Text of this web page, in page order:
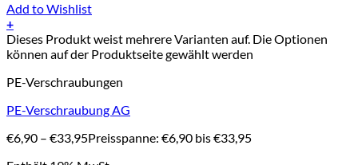
Add to Wishlist
+
Dieses Produkt weist mehrere Varianten auf. Die Optionen
können auf der Produktseite gewählt werden
PE-Verschraubungen
PE-Verschraubung AG
€6,90 – €33,95Preisspanne: €6,90 bis €33,95